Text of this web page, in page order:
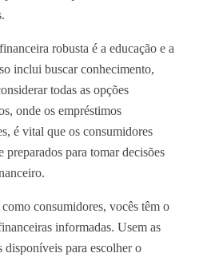
robusta é a educação e a
inclui buscar conhecimento,
todas as opções
onde os empréstimos
é vital que os consumidores
preparados para tomar decisões
consumidores, vocês têm o
informadas. Usem as
disponíveis para escolher o